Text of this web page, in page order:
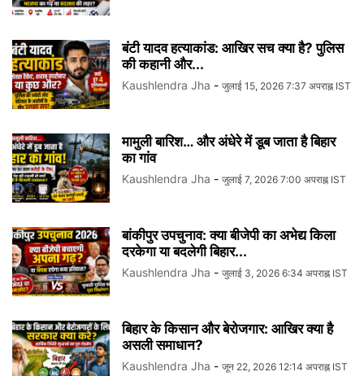
बंटी यादव हत्याकांड: आखिर सच क्या है? पुलिस
की कहानी और...
Kaushlendra Jha - जुलाई 15, 2026 7:37 अपराह्न IST
मामुली बारिश… और अंधेरे में डूब जाता है बिहार
का गांव
Kaushlendra Jha - जुलाई 7, 2026 7:00 अपराह्न IST
बांकीपुर उपचुनाव: क्या बीजेपी का अभेद्य किला
दरकेगा या बदलेगी बिहार...
Kaushlendra Jha - जुलाई 3, 2026 6:34 अपराह्न IST
बिहार के किसान और बेरोजगार: आखिर क्या है
असली समाधान?
Kaushlendra Jha - जून 22, 2026 12:14 अपराह्न IST